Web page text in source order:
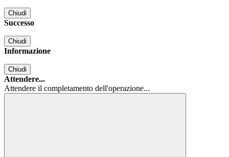
Chiudi
Successo
Chiudi
Informazione
Chiudi
Attendere...
Attendere il completamento dell'operazione...